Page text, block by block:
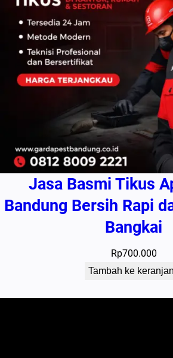
Jasa Basmi Tikus
Bandung Bersih Rapi
Bangkai
Rp700.000
Tambah ke